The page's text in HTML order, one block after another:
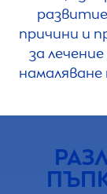
причини и
за